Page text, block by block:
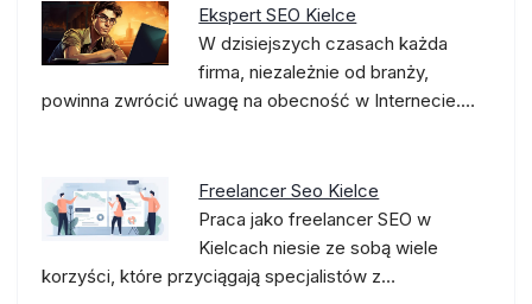
Ekspert SEO Kielce
W dzisiejszych czasach każda
firma, niezależnie od branży,
powinna zwrócić uwagę na obecność w Internecie.…
Freelancer Seo Kielce
Praca jako freelancer SEO w
Kielcach niesie ze sobą wiele
korzyści, które przyciągają specjalistów z…